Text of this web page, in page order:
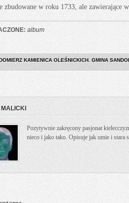
zbudowane w roku 1733, ale zawierające
album
KAMIENICA OLEŚNICKICH. GMINA
Pozytywnie zakręcony pasjonat
nieco i jako tako. Opisuje jak umie i stara